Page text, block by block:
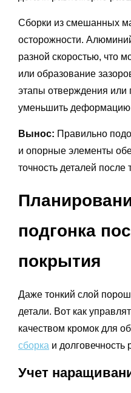
Сборки из смешанных
осторожности.
разной скоростью, что
или образование
этапы отверждения
уменьшить
Вынос: Правильно
и опорные элементы
точность деталей
подгонка
покрытия
Даже тонкий слой
детали. Вот как
качеством кромок для
сборка и долговечность
Учет